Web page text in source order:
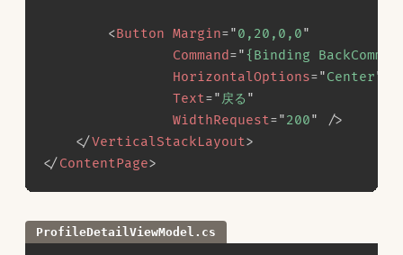
<Button Margin="0,20,0,0"
Command="{Binding
HorizontalOptions="Center"
Text="戻る "
WidthRequest="200"
/>
</VerticalStackLayout>
</ContentPage>
ProfileDetailViewModel.cs